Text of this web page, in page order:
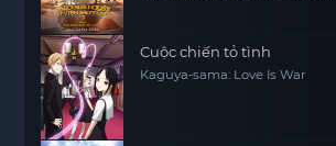
Cuộc chiến tỏ tình
Kaguya-sama: Love Is War